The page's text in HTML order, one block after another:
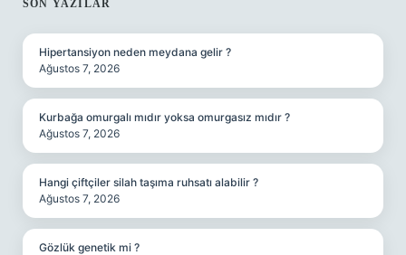
SIDEBAR
SON YAZILAR
Hipertansiyon neden meydana gelir ?
Ağustos 7, 2026
Kurbağa omurgalı mıdır yoksa omurgasız mıdır ?
Ağustos 7, 2026
Hangi çiftçiler silah taşıma ruhsatı alabilir ?
Ağustos 7, 2026
Gözlük genetik mi ?